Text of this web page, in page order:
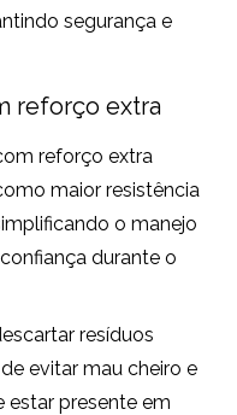
segurança e
reforço extra
reforço extra
maior resistência
o manejo
durante o
resíduos
evitar mau cheiro e
estar presente em